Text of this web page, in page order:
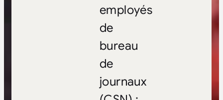
employés
de
bureau
de
journaux